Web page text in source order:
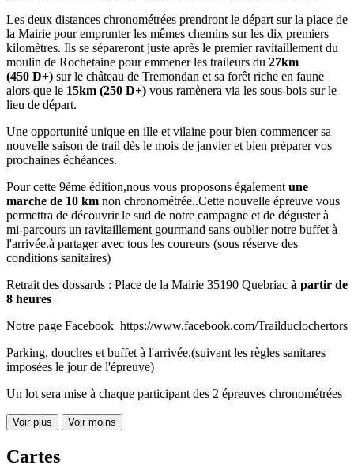
Les deux distances chronométrées prendront le départ sur la place de
la Mairie pour emprunter les mêmes chemins sur les dix premiers
kilomètres. Ils se sépareront juste après le premier ravitaillement du
moulin de Rochetaine pour emmener les traileurs du 27km
(450 D+) sur le château de Tremondan et sa forêt riche en faune
alors que le 15km (250 D+) vous ramènera via les sous-bois sur le
lieu de départ.
Une opportunité unique en ille et vilaine pour bien commencer sa
nouvelle saison de trail dès le mois de janvier et bien préparer vos
prochaines échéances.
Pour cette 9ème édition,nous vous proposons également une
marche de 10 km non chronométrée..Cette nouvelle épreuve vous
permettra de découvrir le sud de notre campagne et de déguster à
mi-parcours un ravitaillement gourmand sans oublier notre buffet à
l'arrivée.à partager avec tous les coureurs (sous réserve des
conditions sanitaires)
Retrait des dossards : Place de la Mairie 35190 Quebriac à partir de
8 heures
Notre page Facebook https://www.facebook.com/Trailduclochertors
Parking, douches et buffet à l'arrivée.(suivant les règles sanitares
imposées le jour de l'épreuve)
Un lot sera mise à chaque participant des 2 épreuves chronométrées
Voir plus Voir moins
Cartes